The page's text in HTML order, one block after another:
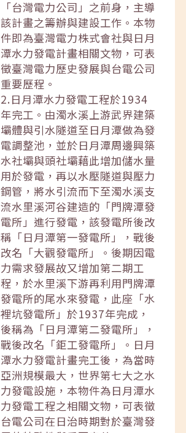
「台灣電力公司」之前身，主導
該計畫之籌辦與建設工作。本物
件即為臺灣電力株式會社與日月
潭水力發電計畫相關文物，可表
徵臺灣電力歷史發展與台電公司
重要歷程。
2.日月潭水力發電工程於1934
年完工。由濁水溪上游武界建築
壩體與引水隧道至日月潭做為發
電調整池，並於日月潭周邊興築
水社壩與頭社壩藉此增加儲水量
用於發電，再以水壓隧道與壓力
鋼管，將水引流而下至濁水溪支
流水里溪河谷建造的「門牌潭發
電所」進行發電，該發電所後改
稱「日月潭第一發電所」，戰後
改名「大觀發電所」。後期因電
力需求發展故又增加第二期工
程，於水里溪下游再利用門牌潭
發電所的尾水來發電，此座「水
裡坑發電所」於1937年完成，
後稱為「日月潭第二發電所」，
戰後改名「鉅工發電所」。日月
潭水力發電計畫完工後，為當時
亞洲規模最大，世界第七大之水
力發電設施，本物件為日月潭水
力發電工程之相關文物，可表徵
台電公司在日治時期對於臺灣發